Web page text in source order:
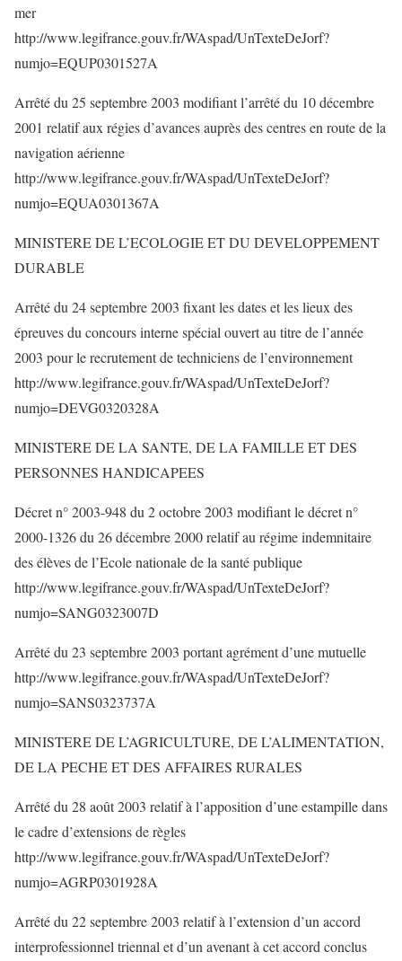
mer
http://www.legifrance.gouv.fr/WAspad/UnTexteDeJorf?
numjo=EQUP0301527A
Arrêté du 25 septembre 2003 modifiant l’arrêté du 10 décembre
2001 relatif aux régies d’avances auprès des centres en route de la
navigation aérienne
http://www.legifrance.gouv.fr/WAspad/UnTexteDeJorf?
numjo=EQUA0301367A
MINISTERE DE L’ECOLOGIE ET DU DEVELOPPEMENT
DURABLE
Arrêté du 24 septembre 2003 fixant les dates et les lieux des
épreuves du concours interne spécial ouvert au titre de l’année
2003 pour le recrutement de techniciens de l’environnement
http://www.legifrance.gouv.fr/WAspad/UnTexteDeJorf?
numjo=DEVG0320328A
MINISTERE DE LA SANTE, DE LA FAMILLE ET DES
PERSONNES HANDICAPEES
Décret n° 2003-948 du 2 octobre 2003 modifiant le décret n°
2000-1326 du 26 décembre 2000 relatif au régime indemnitaire
des élèves de l’Ecole nationale de la santé publique
http://www.legifrance.gouv.fr/WAspad/UnTexteDeJorf?
numjo=SANG0323007D
Arrêté du 23 septembre 2003 portant agrément d’une mutuelle
http://www.legifrance.gouv.fr/WAspad/UnTexteDeJorf?
numjo=SANS0323737A
MINISTERE DE L’AGRICULTURE, DE L’ALIMENTATION,
DE LA PECHE ET DES AFFAIRES RURALES
Arrêté du 28 août 2003 relatif à l’apposition d’une estampille dans
le cadre d’extensions de règles
http://www.legifrance.gouv.fr/WAspad/UnTexteDeJorf?
numjo=AGRP0301928A
Arrêté du 22 septembre 2003 relatif à l’extension d’un accord
interprofessionnel triennal et d’un avenant à cet accord conclus